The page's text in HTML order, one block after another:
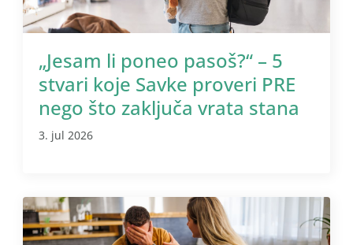
„Jesam li poneo pasoš?“ – 5
stvari koje Savke proveri PRE
nego što zaključa vrata stana
3. jul 2026